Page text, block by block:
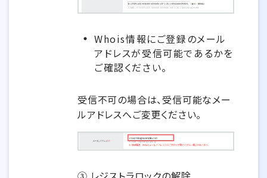
Whois情報にご登録のメール
アドレスが受信可能であるかを
ご確認ください。
受信不可の場合は、受信可能なメー
ルアドレスへご変更ください。